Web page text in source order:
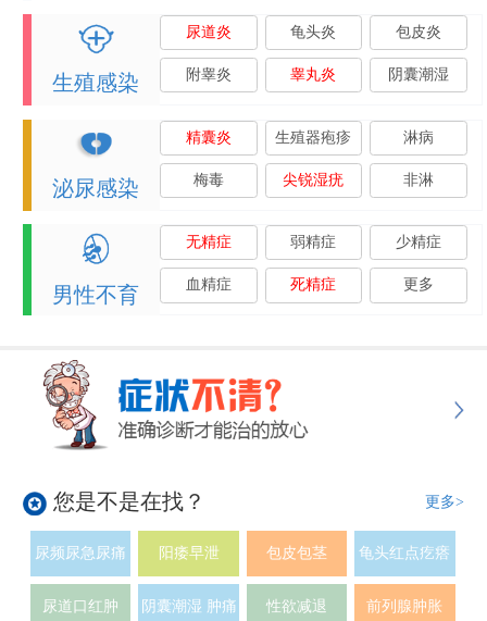
生殖感染
尿道炎 龟头炎 包皮炎
附睾炎 睾丸炎 阴囊潮湿
泌尿感染
精囊炎 生殖器疱疹 淋病
梅毒 尖锐湿疣 非淋
男性不育
无精症 弱精症 少精症
血精症 死精症 更多
您是不是在找？ 更多>
尿频尿急尿痛 阳痿早泄 包皮包茎 龟头红点疙瘩
尿道口红肿 阴囊潮湿 肿痛 性欲减退 前列腺肿胀